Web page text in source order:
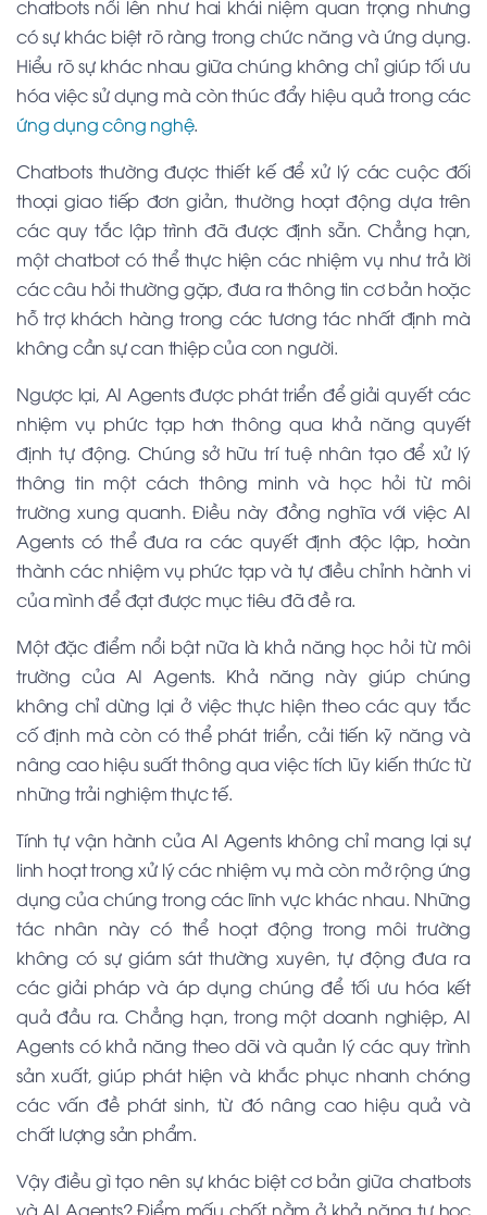
chatbotsnổi lên như hai khái niệm quan trọng nhưng
có sự khác biệt rõ ràng trong chức năng và ứng dụng.
Hiểu rõ sự khác nhau giữa chúng không chỉ giúp tối ưu
hóa việc sử dụng mà còn thúc đẩy hiệu quả trong các
ứng dụng công nghệ.
Chatbotsthường được thiết kế để xử lý các cuộc đối
thoại giao tiếp đơn giản, thường hoạt động dựa trên
các quy tắc lập trình đã được định sẵn. Chẳng hạn,
một chatbot có thể thực hiện các nhiệm vụ như trả lời
các câu hỏi thường gặp, đưa ra thông tin cơ bản hoặc
hỗ trợ khách hàng trong các tương tác nhất định mà
không cần sự can thiệp của con người.
Ngược lại, AI Agentsđược phát triển để giải quyết các
nhiệm vụ phức tạp hơn thông qua khả năng quyết
định tự động. Chúng sở hữu trí tuệ nhân tạo để xử lý
thông tin một cách thông minh và học hỏi từ môi
trường xung quanh. Điều này đồng nghĩa với việcAI
Agentscó thể đưa ra các quyết định độc lập, hoàn
thành các nhiệm vụ phức tạp và tự điều chỉnh hành vi
của mình để đạt được mục tiêu đã đề ra.
Một đặc điểm nổi bật nữa là khả năng học hỏi từ môi
trường của AI Agents. Khả năng này giúp chúng
không chỉ dừng lại ở việc thực hiện theo các quy tắc
cố định mà còn có thể phát triển, cải tiến kỹ năng và
nâng cao hiệu suất thông qua việc tích lũy kiến thức từ
những trải nghiệm thực tế.
Tính tự vận hành của AI Agentskhông chỉ mang lại sự
linh hoạt trong xử lý các nhiệm vụ mà còn mở rộng ứng
dụng của chúng trong các lĩnh vực khác nhau. Những
tác nhân này có thể hoạt động trong môi trường
không có sự giám sát thường xuyên, tự động đưa ra
các giải pháp và áp dụng chúng để tối ưu hóa kết
quả đầu ra. Chẳng hạn, trong một doanh nghiệp,AI
Agentscó khả năng theo dõi và quản lý các quy trình
sản xuất, giúp phát hiện và khắc phục nhanh chóng
các vấn đề phát sinh, từ đó nâng cao hiệu quả và
chất lượng sản phẩm.
Vậy điều gì tạo nên sự khác biệt cơ bản giữa chatbots
và AI Agents? Điểm mấu chốt nằm ở khả năng tự học